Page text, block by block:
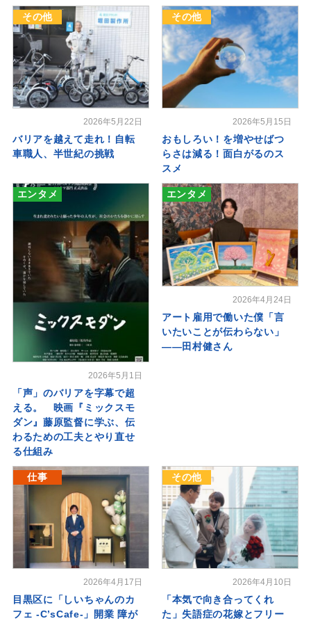
その他
2026年5月22日
バリアを越えて走れ！自転
車職人、半世紀の挑戦
その他
2026年5月15日
おもしろい！を増やせばつ
らさは減る！面白がるのス
スメ
エンタメ
2026年5月1日
「声」のバリアを字幕で超
える。 映画『ミックスモ
ダン』藤原監督に学ぶ、伝
わるための工夫とやり直せ
る仕組み
エンタメ
2026年4月24日
アート雇用で働いた僕「言
いたいことが伝わらない」
――田村健さん
仕事
2026年4月17日
目黒区に「しいちゃんのカ
フェ -C’sCafe-」開業 障が
その他
2026年4月10日
「本気で向き合ってくれ
た」失語症の花嫁とフリー